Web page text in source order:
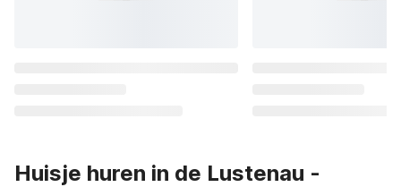
Huisje huren in de Lustenau -